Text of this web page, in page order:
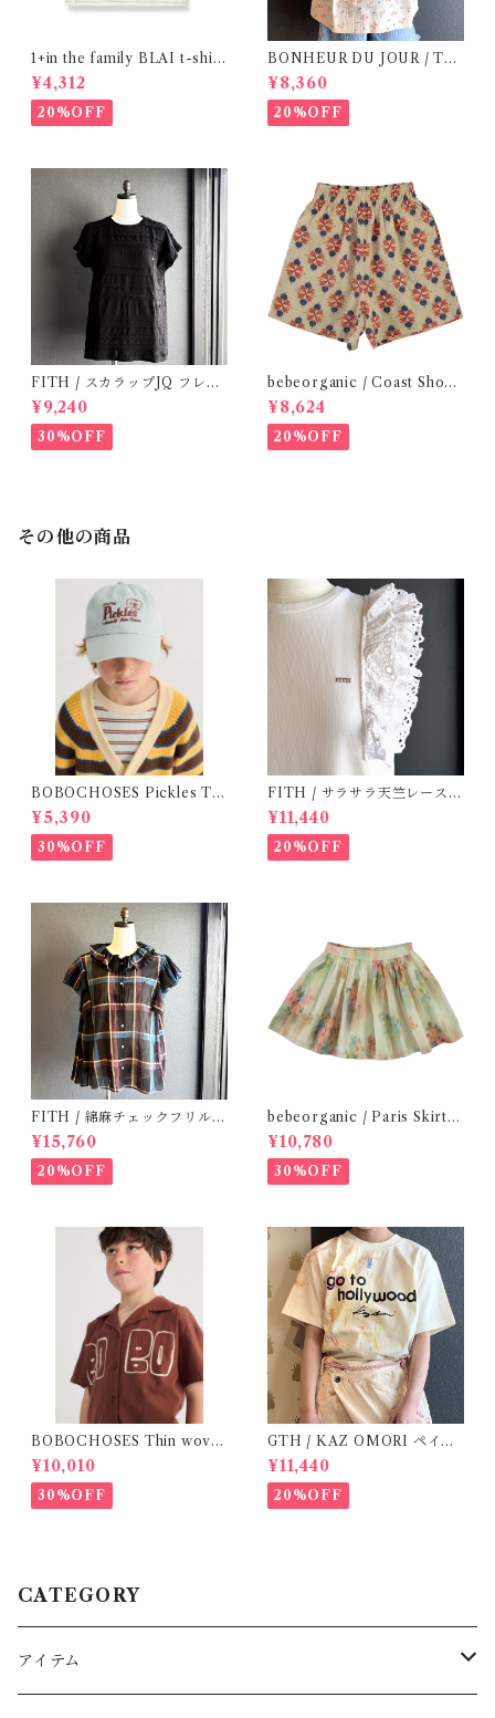
1+in the family BLAI t-shirt
(Grey)
¥4,312
20%OFF
BONHEUR DU JOUR / TO
SCANE BlOUSE (Rose 2~6
Y)
¥8,360
20%OFF
FITH / スカラップJQ フレン
チスリーブTシャツ (Black) /
Size 1・2
¥9,240
30%OFF
bebeorganic / Coast Short
s Under The Sea ( 3・５Y)
¥8,624
20%OFF
その他の商品
BOBOCHOSES Pickles Th
e dog denim cap / 52,54
¥5,390
30%OFF
FITH / サラサラ天竺レースT
シャツ (White) / 145・155
¥11,440
20%OFF
FITH / 綿麻チェックフリルブ
ラウス(Black) / Size 2
¥15,760
20%OFF
bebeorganic / Paris Skirt
Nostalgic Florals (10・12y)
¥10,780
30%OFF
BOBOCHOSES Thin wove
n shirt / 2-6Y
¥10,010
30%OFF
GTH / KAZ OMORI ペイン
トTee
¥11,440
20%OFF
CATEGORY
アイテム